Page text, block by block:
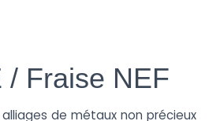
/ Fraise NEF
de métaux non précieux